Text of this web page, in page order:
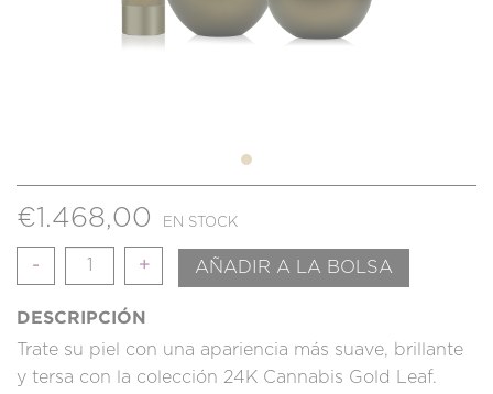
€1.468,00 EN STOCK
Cantidad AÑADIR A LA BOLSA
DESCRIPCIÓN
Trate su piel con una apariencia más suave, brillante
y tersa con la colección 24K Cannabis Gold Leaf.